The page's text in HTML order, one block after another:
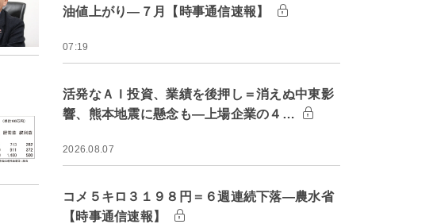
油値上がり―７月【時事通信速報】
07:19
活発なＡＩ投資、業績を後押し＝消えぬ中東影
響、熊本地震に懸念も―上場企業の４…
2026.08.07
コメ５キロ３１９８円＝６週連続下落―農水省
【時事通信速報】